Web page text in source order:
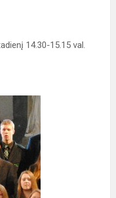
14.30-15.15 val.